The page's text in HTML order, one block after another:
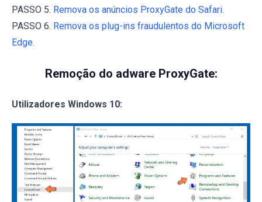
PASSO 5. Remova os anúncios ProxyGate do Safari.
PASSO 6. Remova os plug-ins fraudulentos do Microsoft
Edge.
Remoção do adware ProxyGate:
Utilizadores Windows 10: